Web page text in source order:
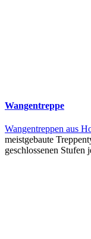
Wangentreppe
Wangentreppen aus
meistgebaute
geschlossenen Stufen